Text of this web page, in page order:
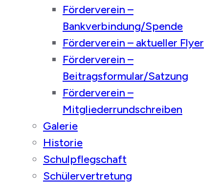
Förderverein –
Bankverbindung/Spende
Förderverein – aktueller Flyer
Förderverein –
Beitragsformular/Satzung
Förderverein –
Mitgliederrundschreiben
Galerie
Historie
Schulpflegschaft
Schülervertretung